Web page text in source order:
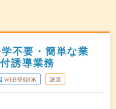
不要・簡単な業
誘導業務
WEB登録OK 派遣